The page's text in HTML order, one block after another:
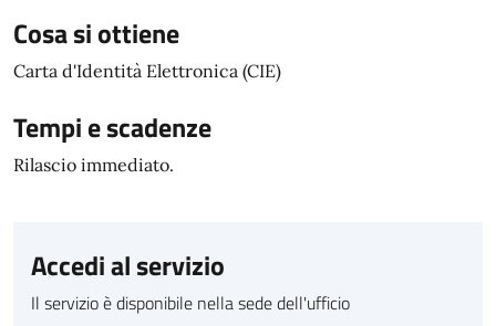
Cosa si ottiene
Carta d'Identità Elettronica (CIE)
Tempi e scadenze
Rilascio immediato.
Accedi al servizio
Il servizio è disponibile nella sede dell'ufficio